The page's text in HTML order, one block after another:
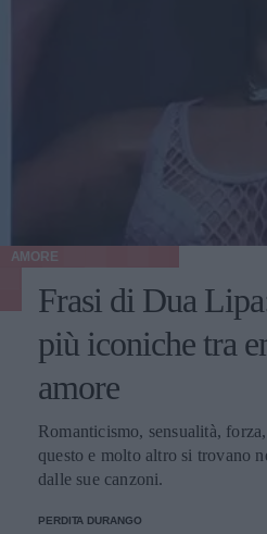
AMORE
Frasi di Dua
più iconiche tra
amore
Romanticismo, sensualità,
questo e molto altro si trovano
dalle sue canzoni.
PERDITA DURANGO